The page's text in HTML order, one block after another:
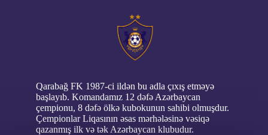
Qarabağ FK 1987-ci ildən bu adla çıxış etməyə
başlayıb. Komandamız 12 dəfə Azərbaycan
çempionu, 8 dəfə ölkə kubokunun sahibi olmuşdur.
Çempionlar Liqasının əsas mərhələsinə vəsiqə
qazanmış ilk və tək Azərbaycan klubudur.